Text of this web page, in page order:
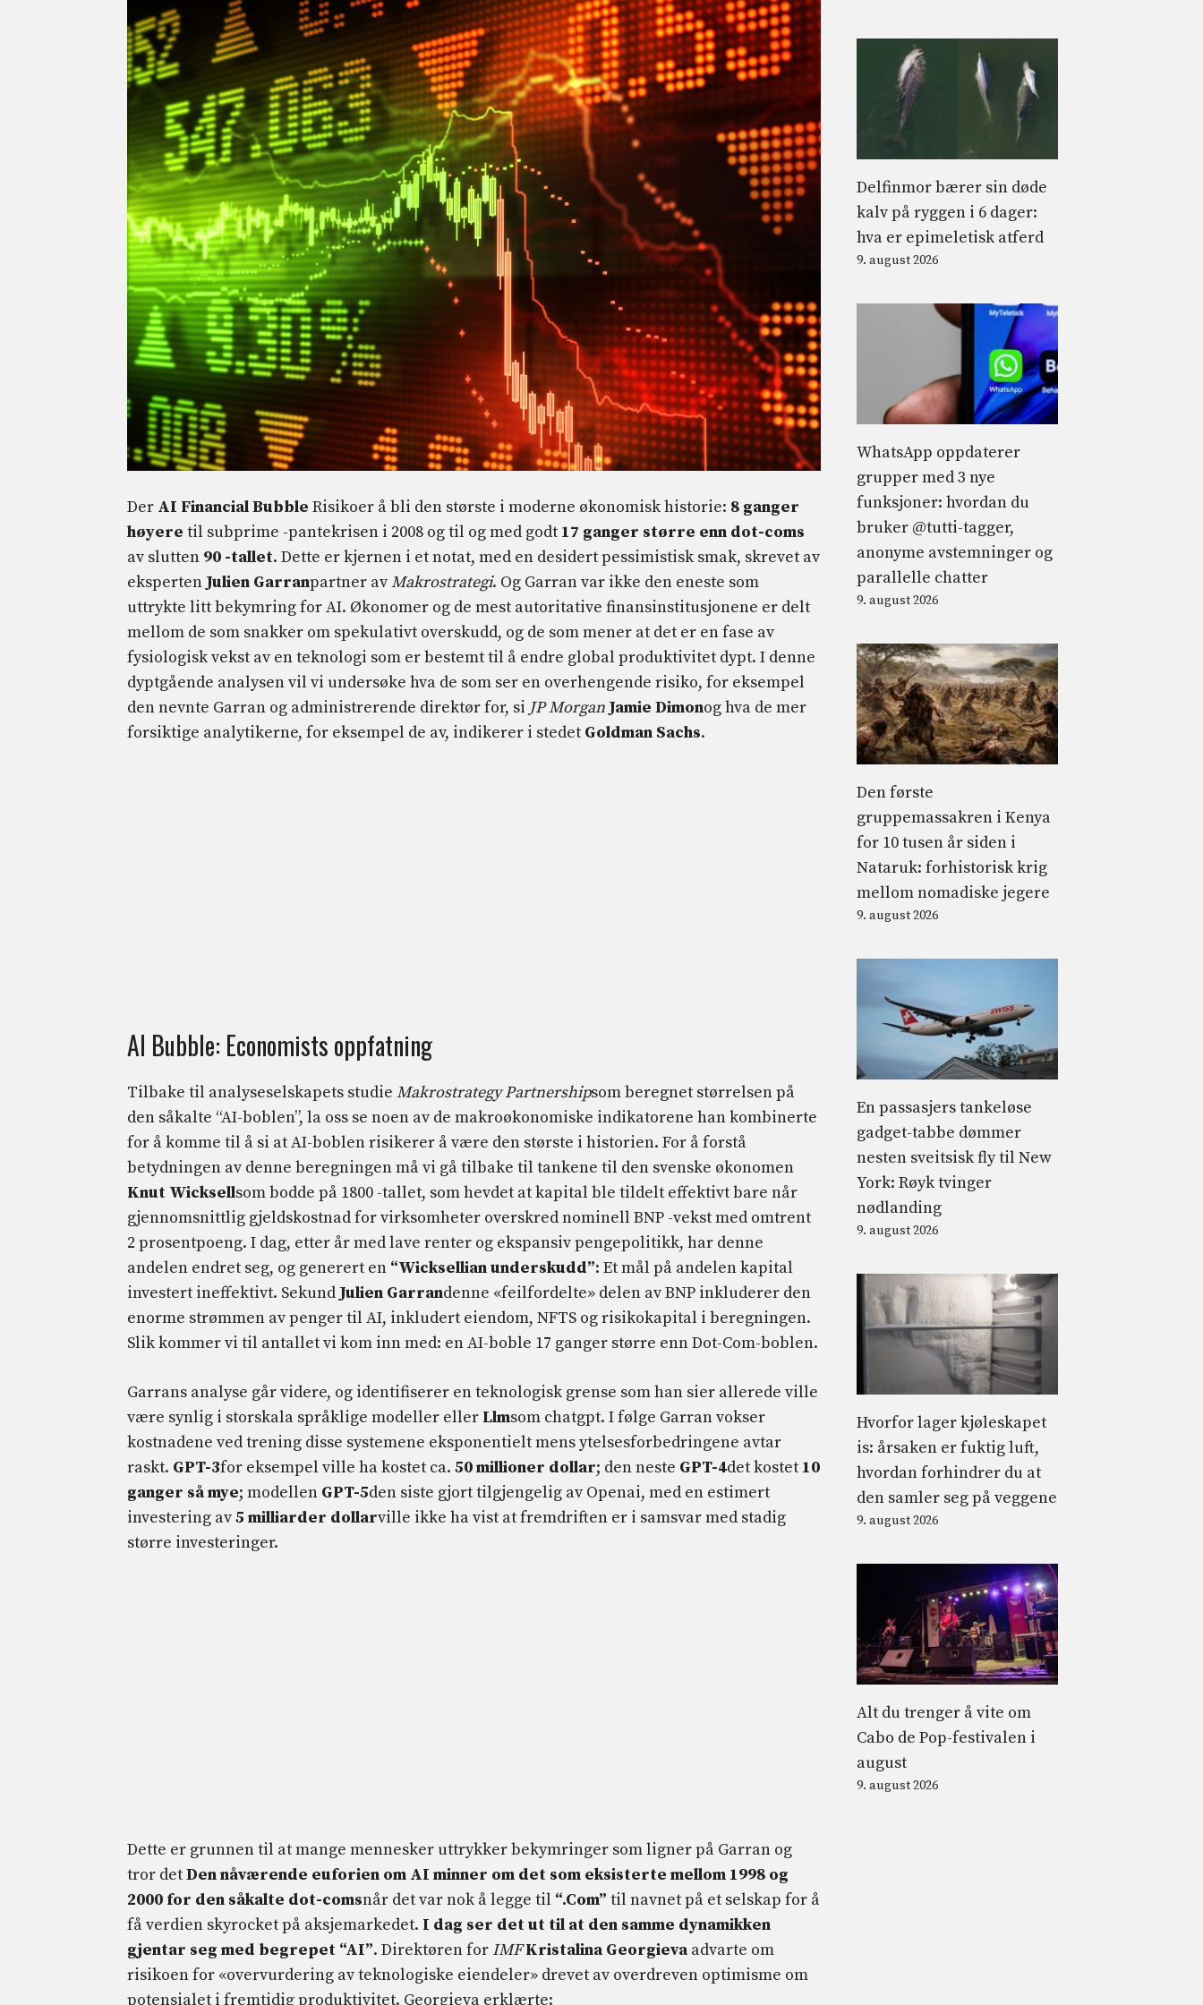
Der AI Financial Bubble Risikoer å bli den største i moderne økonomisk historie: 8 ganger
høyere til subprime -pantekrisen i 2008 og til og med godt 17 ganger større enn dot-coms
av slutten 90 -tallet. Dette er kjernen i et notat, med en desidert pessimistisk smak, skrevet av
eksperten Julien Garranpartner avMakrostrategi. Og Garran var ikke den eneste som
uttrykte litt bekymring for AI. Økonomer og de mest autoritative finansinstitusjonene er delt
mellom de som snakker om spekulativt overskudd, og de som mener at det er en fase av
fysiologisk vekst av en teknologi som er bestemt til å endre global produktivitet dypt. I denne
dyptgående analysen vil vi undersøke hva de som ser en overhengende risiko, for eksempel
den nevnte Garran og administrerende direktør for, si JP Morgan Jamie Dimonog hva de mer
forsiktige analytikerne, for eksempel de av, indikerer i stedet Goldman Sachs.
AI Bubble: Economists oppfatning
Tilbake til analyseselskapets studie Makrostrategy Partnershipsom beregnet størrelsen på
den såkalte “AI-boblen”, la oss se noen av de makroøkonomiske indikatorene han kombinerte
for å komme til å si at AI-boblen risikerer å være den største i historien. For å forstå
betydningen av denne beregningen må vi gå tilbake til tankene til den svenske økonomen
Knut Wicksellsom bodde på 1800 -tallet, som hevdet at kapital ble tildelt effektivt bare når
gjennomsnittlig gjeldskostnad for virksomheter overskred nominell BNP -vekst med omtrent
2 prosentpoeng. I dag, etter år med lave renter og ekspansiv pengepolitikk, har denne
andelen endret seg, og generert en “Wicksellian underskudd”: Et mål på andelen kapital
investert ineffektivt. Sekund Julien Garrandenne «feilfordelte» delen av BNP inkluderer den
enorme strømmen av penger til AI, inkludert eiendom, NFTS og risikokapital i beregningen.
Slik kommer vi til antallet vi kom inn med: en AI-boble 17 ganger større enn Dot-Com-boblen.
Garrans analyse går videre, og identifiserer en teknologisk grense som han sier allerede ville
være synlig i storskala språklige modeller eller Llmsom chatgpt. I følge Garran vokser
kostnadene ved trening disse systemene eksponentielt mens ytelsesforbedringene avtar
raskt. GPT-3for eksempel ville ha kostet ca. 50 millioner dollar; den neste GPT-4det kostet 10
ganger så mye; modellen GPT-5den siste gjort tilgjengelig av Openai, med en estimert
investering av5 milliarder dollarville ikke ha vist at fremdriften er i samsvar med stadig
større investeringer.
Dette er grunnen til at mange mennesker uttrykker bekymringer som ligner på Garran og
tror detDen nåværende euforien om AI minner om det som eksisterte mellom 1998 og
2000 for den såkalte dot-comsnår det var nok å legge til “.Com” til navnet på et selskap for å
få verdien skyrocket på aksjemarkedet. I dag ser det ut til at den samme dynamikken
gjentar seg med begrepet “AI”. Direktøren for IMF Kristalina Georgieva advarte om
risikoen for «overvurdering av teknologiske eiendeler» drevet av overdreven optimisme om
potensialet i fremtidig produktivitet. Georgieva erklærte:
Delfinmor bærer sin døde
kalv på ryggen i 6 dager:
hva er epimeletisk atferd
9. august 2026
WhatsApp oppdaterer
grupper med 3 nye
funksjoner: hvordan du
bruker @tutti-tagger,
anonyme avstemninger og
parallelle chatter
9. august 2026
Den første
gruppemassakren i Kenya
for 10 tusen år siden i
Nataruk: forhistorisk krig
mellom nomadiske jegere
9. august 2026
En passasjers tankeløse
gadget-tabbe dømmer
nesten sveitsisk fly til New
York: Røyk tvinger
nødlanding
9. august 2026
Hvorfor lager kjøleskapet
is: årsaken er fuktig luft,
hvordan forhindrer du at
den samler seg på veggene
9. august 2026
Alt du trenger å vite om
Cabo de Pop-festivalen i
august
9. august 2026